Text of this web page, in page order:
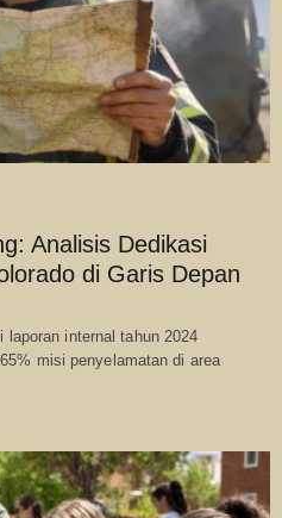
Analisis Dedikasi
di Garis Depan
laporan internal tahun 2024
misi penyelamatan di area